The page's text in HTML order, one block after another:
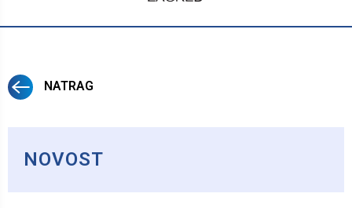
NATRAG
NOVOST